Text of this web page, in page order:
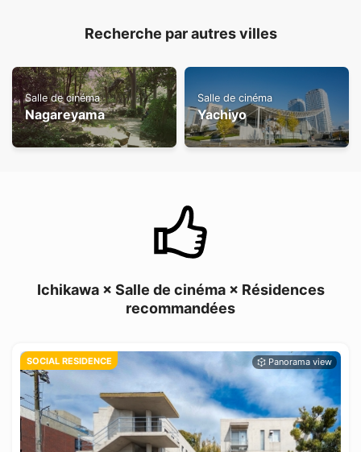
Recherche par autres villes
Salle de cinéma
Nagareyama
Salle de cinéma
Yachiyo
Ichikawa × Salle de cinéma × Résidences
recommandées
SOCIAL RESIDENCE